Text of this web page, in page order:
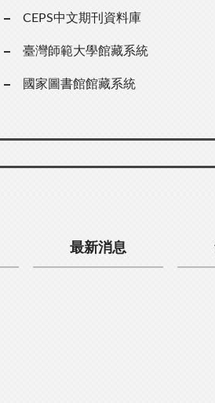
CEPS中文期刊資料庫
臺灣師範大學館藏系統
國家圖書館館藏系統
最新消息